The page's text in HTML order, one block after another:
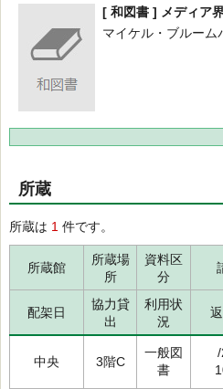
[ 和図書 ] メディア
マイケル・ブルー
所蔵
所蔵は 1 件です。
所蔵館
所蔵場
所
資料区
分
配架日
協力貸
出
利用状
況
中央 3階C
一般図
書